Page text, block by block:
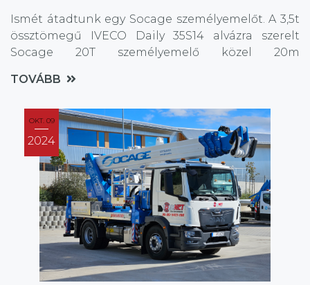
Ismét átadtunk egy Socage személyemelőt. A 3,5t
össztömegű IVECO Daily 35S14 alvázra szerelt
Socage 20T személyemelő közel 20m
míg maximális kosár teherbírása 300 kg.
TOVÁBB
OKT. 09
2024